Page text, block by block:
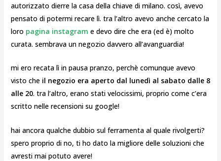
autorizzato dierre la casa della chiave di milano. così, avevo
pensato di potermi recare lì. tra l’altro avevo anche cercato la
loro pagina instagram e devo dire che era (ed è) molto
curata. sembrava un negozio davvero all’avanguardia!
mi ero recata lì in pausa pranzo, perchè comunque avevo
visto che il negozio era aperto dal lunedì al sabato dalle 8
alle 20. tra l’altro, erano stati velocissimi, proprio come c’era
scritto nelle recensioni su google!
hai ancora qualche dubbio sul ferramenta al quale rivolgerti?
spero proprio di no, ti ho dato la migliore delle soluzioni che
avresti mai potuto avere!